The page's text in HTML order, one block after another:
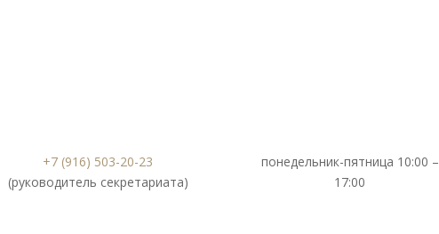
+7 (916) 503-20-23
(руководитель секретариата)
понедельник-пятница 10:00 –
17:00